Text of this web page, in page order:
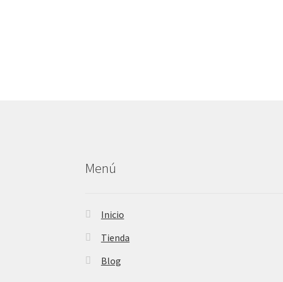
Menú
Inicio
Tienda
Blog